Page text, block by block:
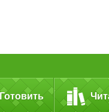
Готовить